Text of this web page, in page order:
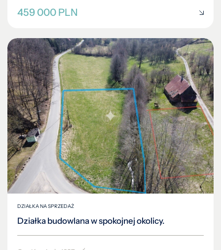
459 000 PLN
DZIAŁKA NA SPRZEDAŻ
Działka budowlana w spokojnej okolicy.